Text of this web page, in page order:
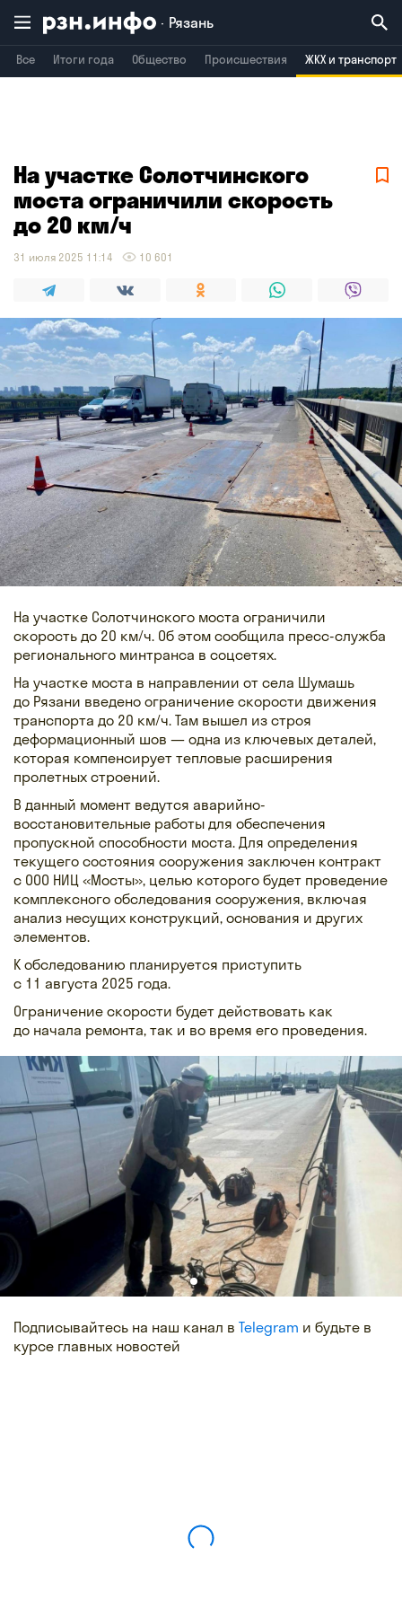
Рязань
Все Итоги года Общество Происшествия ЖКХ и транспорт
Воронеж Брянск
На участке Солотчинского
моста ограничили скорость
до 20 км/ч
31 июля 2025 11:14 10 601
На участке Солотчинского моста ограничили
скорость до 20 км/ч. Об этом сообщила пресс-служба
регионального минтранса в соцсетях.
На участке моста в направлении от села Шумашь
до Рязани введено ограничение скорости движения
транспорта до 20 км/ч. Там вышел из строя
деформационный шов — одна из ключевых деталей,
которая компенсирует тепловые расширения
пролетных строений.
В данный момент ведутся аварийно-
восстановительные работы для обеспечения
пропускной способности моста. Для определения
текущего состояния сооружения заключен контракт
с ООО НИЦ «Мосты», целью которого будет проведение
комплексного обследования сооружения, включая
анализ несущих конструкций, основания и других
элементов.
К обследованию планируется приступить
с 11 августа 2025 года.
Ограничение скорости будет действовать как
до начала ремонта, так и во время его проведения.
Подписывайтесь на наш канал в Telegram и будьте в
курсе главных новостей